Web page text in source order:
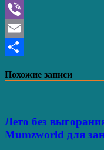
VK
Viber
Email
Похожие записи
Лето без
Mumzworld для